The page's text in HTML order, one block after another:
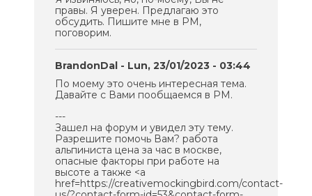
правы. Я уверен. Предлагаю это
обсудить. Пишите мне в PM,
поговорим.
BrandonDal - Lun, 23/01/2023 - 03:44
По моему это очень интересная тема.
Давайте с Вами пообщаемся в PM.
---
Зашел на форум и увидел эту тему.
Разрешите помочь Вам? работа
альпиниста цена за час в москве,
опасные факторы при работе на
высоте а также <a
href=https://creativemockingbird.com/contact-